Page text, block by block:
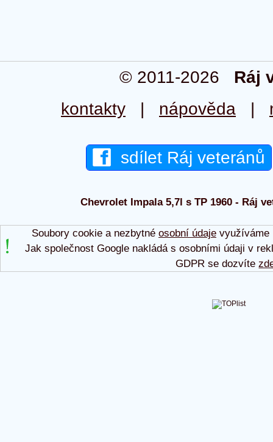
© 2011-2026 Ráj
kontakty | nápověda |
sdílet Ráj veteránů
Chevrolet Impala 5,7l s TP 1960 - Ráj
Soubory cookie a nezbytné osobní údajevyužíváme
Jak společnost Google nakládá s osobními údaji v
GDPR se dozvíte